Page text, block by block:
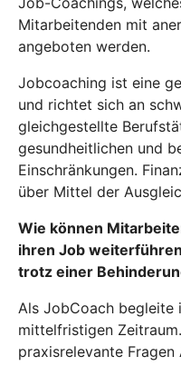
Mitarbeitenden mit
angeboten werden.
Jobcoaching ist eine
und richtet sich an
gleichgestellte
gesundheitlichen und
Einschränkungen.
über Mittel der
Wie können
ihren Job
trotz einer
Als JobCoach begleite
mittelfristigen
praxisrelevante